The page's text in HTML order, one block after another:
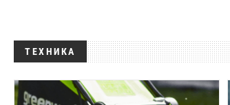
ТЕХНИКА